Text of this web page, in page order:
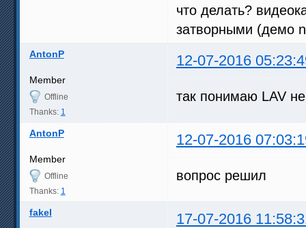
что делать?
затворными (демо
AntonP 12-07-2016
Member
Offline
Thanks: 1
так понимаю LAV
AntonP 12-07-2016
Member
Offline
Thanks: 1
вопрос решил
fakel 17-07-2016